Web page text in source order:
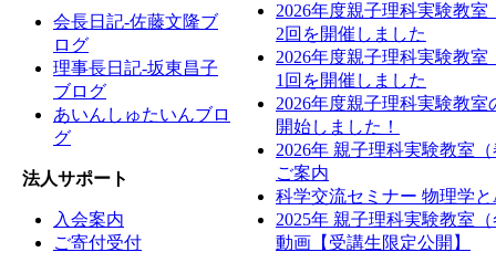
会長日記-佐藤文隆ブ
ログ
理事長日記-坂東昌子
ブログ
あいんしゅたいんブロ
グ
法人サポート
入会案内
ご寄付受付
2026年度親子理科実験教室
2回を開催しました
2026年度親子理科実験教室
1回を開催しました
2026年度親子理科実験教室
開始しました！
2026年 親子理科実験教室
ご案内
科学交流セミナー 物理学
2025年 親子理科実験教室
動画【受講生限定公開】